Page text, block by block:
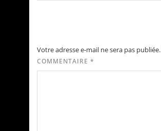
Votre adresse e-mail ne sera pas publiée.
COMMENTAIRE *